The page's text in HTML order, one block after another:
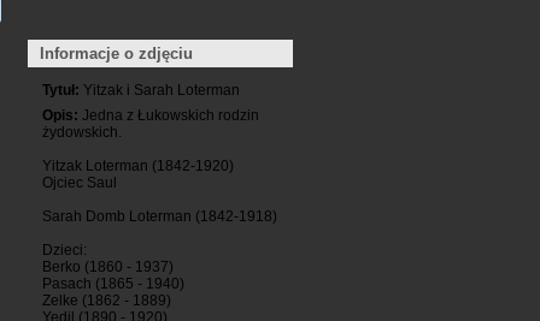
Informacje o zdjęciu
Tytuł: Yitzak i Sarah Loterman
Opis: Jedna z Łukowskich rodzin
żydowskich.
Yitzak Loterman (1842-1920)
Ojciec Saul
Sarah Domb Loterman (1842-1918)
Dzieci:
Berko (1860 - 1937)
Pasach (1865 - 1940)
Zelke (1862 - 1889)
Yedil (1890 - 1920)